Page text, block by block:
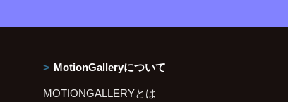
MotionGalleryについて
MOTIONGALLERYとは